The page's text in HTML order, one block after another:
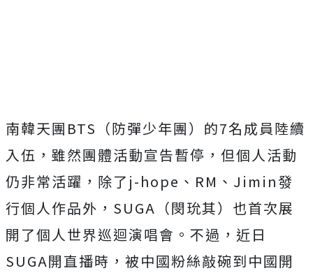
南韓天團BTS（防彈少年團）的7名成員陸續
入伍，雖然團體活動宣告暫停，但個人活動
仍非常活躍，除了j-hope、RM、Jimin發
行個人作品外，SUGA（閔玧其）也首次展
開了個人世界巡迴演唱會。不過，近日
SUGA開直播時，被中國粉絲敲碗到中國開